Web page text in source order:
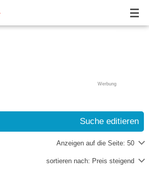
Werbung
Suche editieren
Anzeigen auf die Seite: 50
sortieren nach: Preis steigend